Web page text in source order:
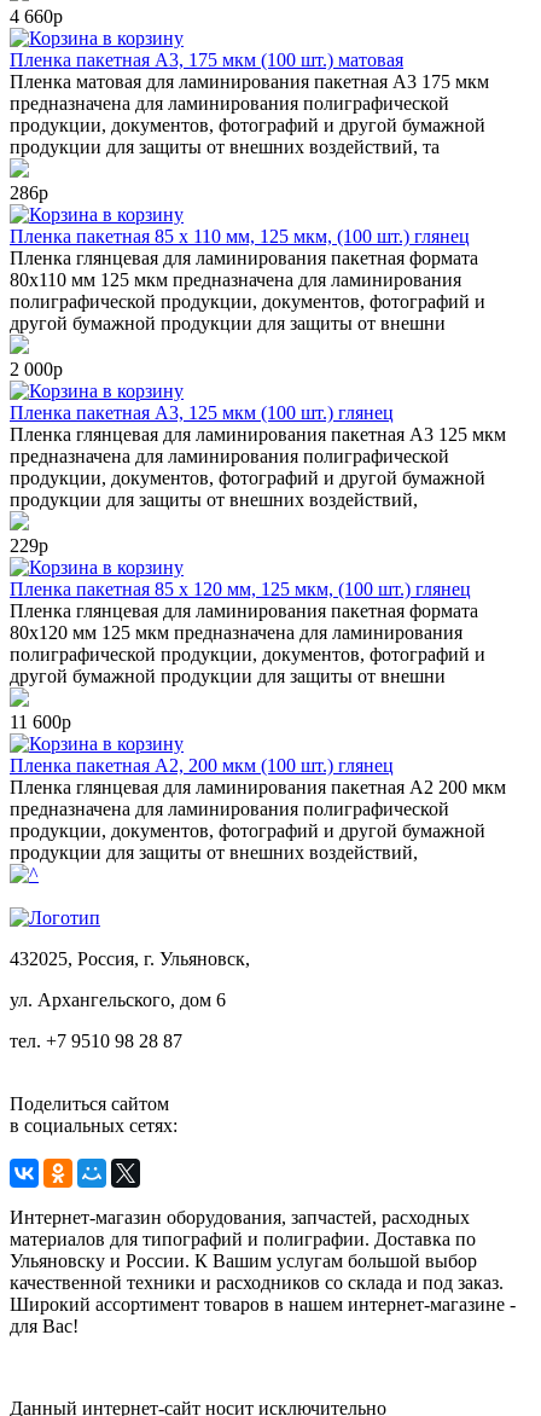
4 660р
в корзину
Пленка пакетная А3, 175 мкм (100 шт.) матовая
Пленка матовая для ламинирования пакетная А3 175 мкм
предназначена для ламинирования полиграфической
продукции, документов, фотографий и другой бумажной
продукции для защиты от внешних воздействий, та
286р
в корзину
Пленка пакетная 85 х 110 мм, 125 мкм, (100 шт.) глянец
Пленка глянцевая для ламинирования пакетная формата
80х110 мм 125 мкм предназначена для ламинирования
полиграфической продукции, документов, фотографий и
другой бумажной продукции для защиты от внешни
2 000р
в корзину
Пленка пакетная А3, 125 мкм (100 шт.) глянец
Пленка глянцевая для ламинирования пакетная А3 125 мкм
предназначена для ламинирования полиграфической
продукции, документов, фотографий и другой бумажной
продукции для защиты от внешних воздействий,
229р
в корзину
Пленка пакетная 85 х 120 мм, 125 мкм, (100 шт.) глянец
Пленка глянцевая для ламинирования пакетная формата
80х120 мм 125 мкм предназначена для ламинирования
полиграфической продукции, документов, фотографий и
другой бумажной продукции для защиты от внешни
11 600р
в корзину
Пленка пакетная А2, 200 мкм (100 шт.) глянец
Пленка глянцевая для ламинирования пакетная А2 200 мкм
предназначена для ламинирования полиграфической
продукции, документов, фотографий и другой бумажной
продукции для защиты от внешних воздействий,
432025, Россия, г. Ульяновск,
ул. Архангельского, дом 6
тел. +7 9510 98 28 87
Поделиться сайтом
в социальных сетях:
Интернет-магазин оборудования, запчастей, расходных
материалов для типографий и полиграфии. Доставка по
Ульяновску и России. К Вашим услугам большой выбор
качественной техники и расходников со склада и под заказ.
Широкий ассортимент товаров в нашем интернет-магазине -
для Вас!
Данный интернет-сайт носит исключительно